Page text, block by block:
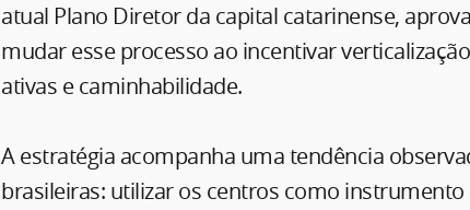
atual Plano Diretor da capital catarinense,
mudar esse processo ao incentivar
ativas e caminhabilidade.
A estratégia acompanha uma tendência
brasileiras: utilizar os centros como